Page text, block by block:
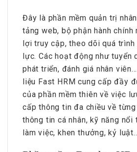
Đây là phần mềm quản trị
tảng web, bộ phận hành chính
lợi truy cập, theo dõi quá trình
lực. Các hoạt động như tuyển
phát triển, đánh giá nhân
liệu Fast HRM cung cấp đầy
của phần mềm thiên về việc
cấp thông tin đa chiều về
thông tin cá nhân, kỹ năng nổi
làm việc, khen thưởng, kỷ